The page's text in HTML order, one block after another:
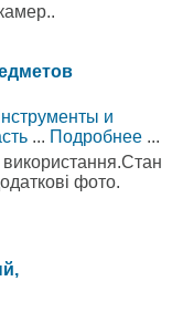
и
... Подробнее ...
фото.